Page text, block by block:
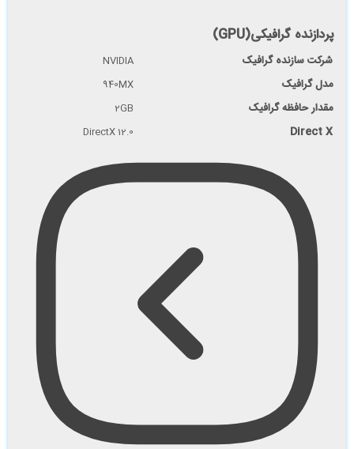
پردازنده گرافیکی(GPU)
شرکت سازنده گرافیک NVIDIA
مدل گرافیک 940MX
مقدار حافظه گرافیک 2GB
Direct X
DirectX 12.0